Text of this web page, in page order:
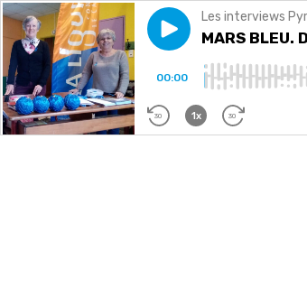
Play episodeMARS
Les interviews
MARS
00:00
30 1x 30